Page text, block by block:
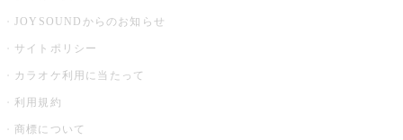
JOYSOUNDからのお知らせ
サイトポリシー
カラオケ利用に当たって
利用規約
商標について